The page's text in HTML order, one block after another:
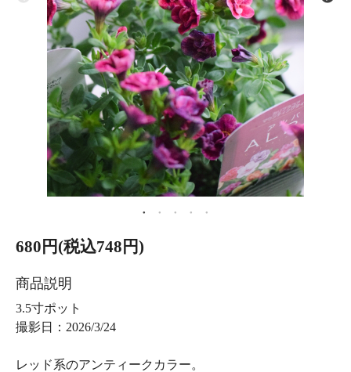
680円(税込748円)
商品説明
3.5寸ポット
撮影日：2026/3/24
レッド系のアンティークカラー。